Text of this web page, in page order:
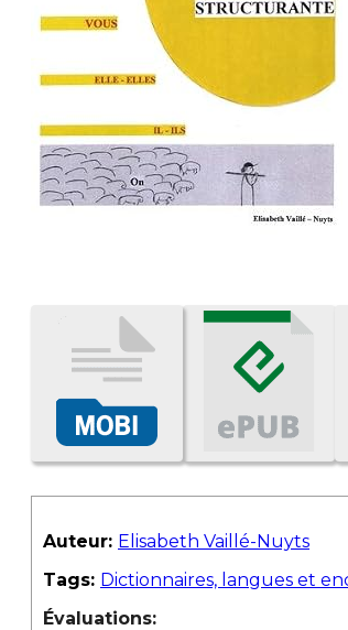
Auteur: Elisabeth Vaillé-Nuyts
Tags: Dictionnaires, langues et
Évaluations: